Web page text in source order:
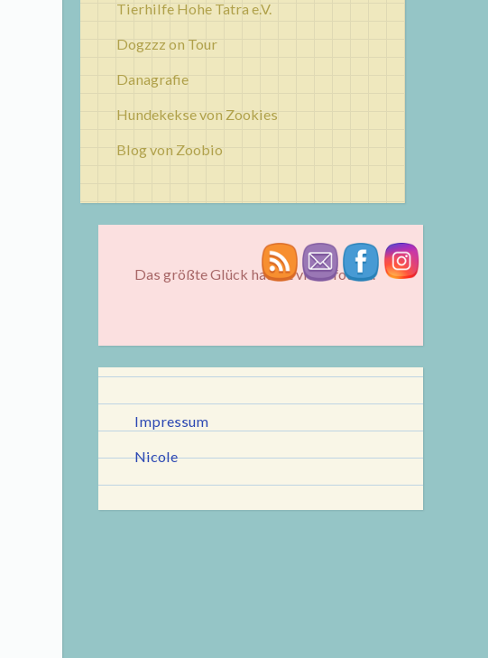
Tierhilfe Hohe Tatra e.V.
Dogzzz on Tour
Danagrafie
Hundekekse von Zookies
Blog von Zoobio
Das größte Glück hat oft vier Pfoten...
Impressum
Nicole